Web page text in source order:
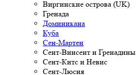
Виргинские острова (UK)
Гренада
Доминикана
Куба
Сен-Мартен
Сент-Винсент и Гренадины
Сент-Китс и Невис
Сент-Люсия